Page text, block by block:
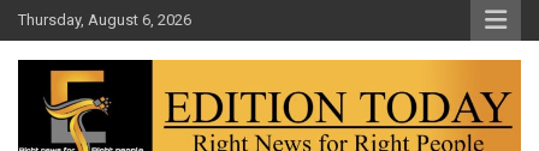
Skip
to
content
Thursday, August 6, 2026